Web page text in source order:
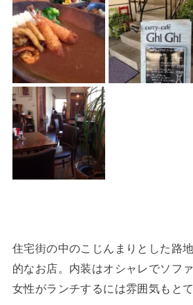
住宅街の中のこじんまりとした路
的なお店。内装はオシャレでソフ
女性がランチするには雰囲気もと